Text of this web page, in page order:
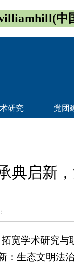
中
研究 党团
典启新
宽学术研究
：生态文明